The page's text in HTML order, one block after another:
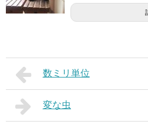
数ミリ単位
変な虫